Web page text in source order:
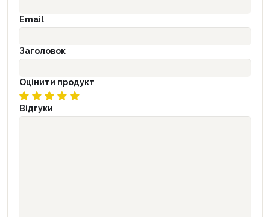
Email
Заголовок
Оцінити продукт
Відгуки